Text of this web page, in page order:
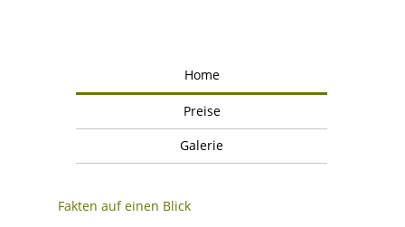
Home
Preise
Galerie
Fakten auf einen Blick